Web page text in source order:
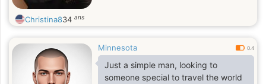
Christina834 ans
Minnesota 0.4
Just a simple man, looking to
someone special to travel the world